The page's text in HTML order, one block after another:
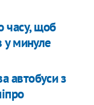
часу, щоб
у минуле
автобуси з